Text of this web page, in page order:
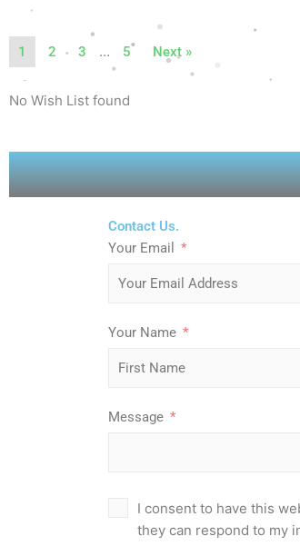
1 2 3 … 5 Next »
No Wish List found
Contact Us.
Your Email
Your Name
Message
I consent to have this
they can respond to my